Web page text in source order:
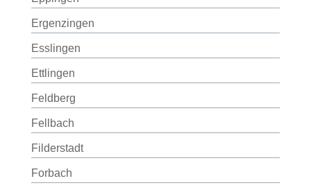
Ergenzingen
Esslingen
Ettlingen
Feldberg
Fellbach
Filderstadt
Forbach